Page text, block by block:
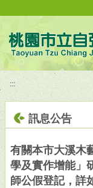
:::
訊息公告
有關本市大溪木
學及實作增能」
師公假登記，詳